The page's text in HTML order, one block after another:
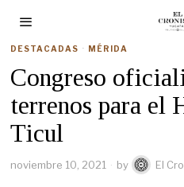
DESTACADAS · MÉRIDA
Congreso
terrenos para el
Ticul
noviembre 10, 2021 by El